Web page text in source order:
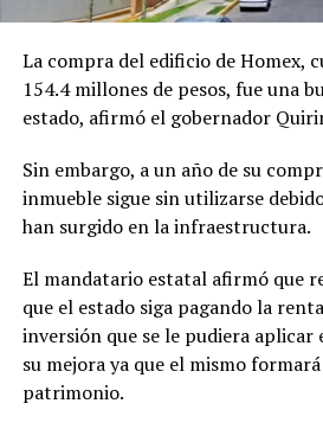
La compra del edificio de Homex,
154.4 millones de pesos, fue una
estado, afirmó el gobernador
Sin embargo, a un año de su
inmueble sigue sin utilizarse
han surgido en la infraestructura.
El mandatario estatal afirmó que
que el estado siga pagando la
inversión que se le pudiera aplicar
su mejora ya que el mismo
patrimonio.